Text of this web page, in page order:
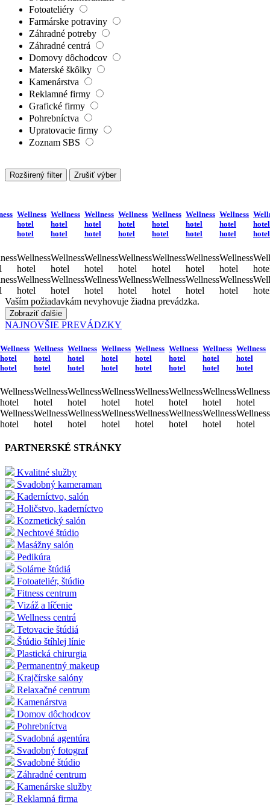
Fotoateliéry
Farmárske potraviny
Záhradné potreby
Záhradné centrá
Domovy dôchodcov
Materské škôlky
Kamenárstva
Reklamné firmy
Grafické firmy
Pohrebníctva
Upratovacie firmy
Zoznam SBS
Rozširený filter Zrušiť výber
Wellness
hotel
hotel
Wellness
hotel
Wellness
hotel
Wellness
hotel
hotel
Wellness
hotel
Wellness
hotel
Wellness
hotel
hotel
Wellness
hotel
Wellness
hotel
Wellness
hotel
hotel
Wellness
hotel
Wellness
hotel
Wellness
hotel
hotel
Wellness
hotel
Wellness
hotel
Wellness
hotel
hotel
Wellness
hotel
Wellness
hotel
Wellness
hotel
hotel
Wellness
hotel
Wellness
hotel
hotel
hotel
Vaším požiadavkám nevyhovuje žiadna prevádzka.
Zobraziť ďalšie
NAJNOVŠIE PREVÁDZKY
Wellness
hotel
hotel
Wellness
hotel
Wellness
hotel
Wellness
hotel
hotel
Wellness
hotel
Wellness
hotel
Wellness
hotel
hotel
Wellness
hotel
Wellness
hotel
Wellness
hotel
hotel
Wellness
hotel
Wellness
hotel
Wellness
hotel
hotel
Wellness
hotel
Wellness
hotel
Wellness
hotel
hotel
Wellness
hotel
Wellness
hotel
Wellness
hotel
hotel
Wellness
hotel
Wellness
hotel
Wellness
hotel
hotel
Wellness
hotel
Wellness
hotel
PARTNERSKÉ STRÁNKY
Kvalitné služby
Svadobný kameraman
Kaderníctvo, salón
Holičstvo, kaderníctvo
Kozmetický salón
Nechtové štúdio
Masážny salón
Pedikúra
Solárne štúdiá
Fotoateliér, štúdio
Fitness centrum
Vizáž a líčenie
Wellness centrá
Tetovacie štúdiá
Štúdio štíhlej línie
Plastická chirurgia
Permanentný makeup
Krajčírske salóny
Relaxačné centrum
Kamenárstva
Domov dôchodcov
Pohrebníctva
Svadobná agentúra
Svadobný fotograf
Svadobné štúdio
Záhradné centrum
Kamenárske služby
Reklamná firma